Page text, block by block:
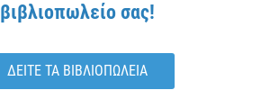
βιβλιοπωλείο σας!
ΔΕΙΤΕ ΤΑ ΒΙΒΛΙΟΠΩΛΕΙΑ